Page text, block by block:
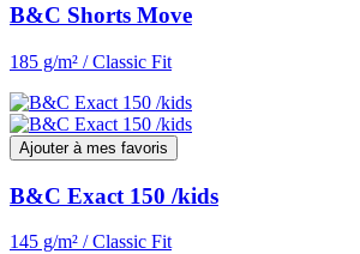
B&C Shorts Move
185 g/m² / Classic Fit
Ajouter à mes favoris
B&C Exact 150 /kids
145 g/m² / Classic Fit